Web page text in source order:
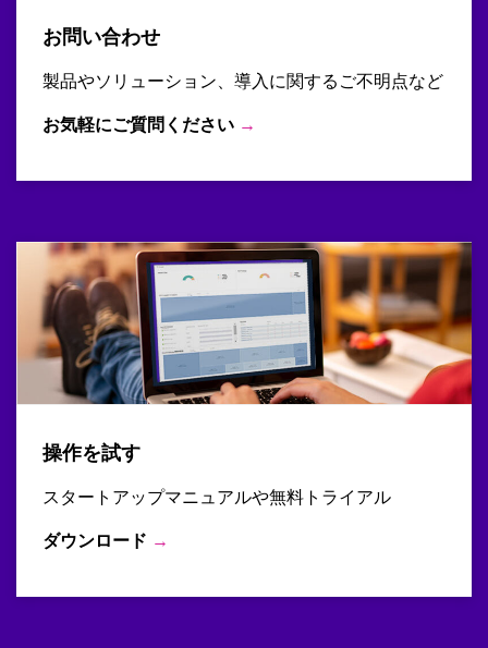
お問い合わせ
製品やソリューション、導入に関するご不明点など
お気軽にご質問ください →
操作を試す
スタートアップマニュアルや無料トライアル
ダウンロード →